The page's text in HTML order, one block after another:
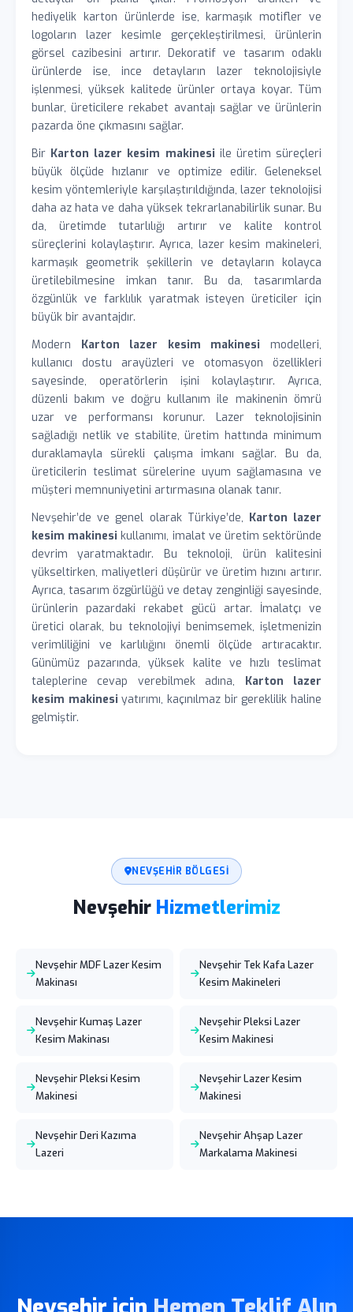
hediyelik karton ürünlerde ise, karmaşık motifler ve
logoların lazer kesimle gerçekleştirilmesi, ürünlerin
görsel cazibesini artırır. Dekoratif ve tasarım odaklı
ürünlerde ise, ince detayların lazer teknolojisiyle
işlenmesi, yüksek kalitede ürünler ortaya koyar. Tüm
bunlar, üreticilere rekabet avantajı sağlar ve ürünlerin
pazarda öne çıkmasını sağlar.
Bir Karton lazer kesim makinesi ile üretim süreçleri
büyük ölçüde hızlanır ve optimize edilir. Geleneksel
kesim yöntemleriyle karşılaştırıldığında, lazer teknolojisi
daha az hata ve daha yüksek tekrarlanabilirlik sunar. Bu
da, üretimde tutarlılığı artırır ve kalite kontrol
süreçlerini kolaylaştırır. Ayrıca, lazer kesim makineleri,
karmaşık geometrik şekillerin ve detayların kolayca
üretilebilmesine imkan tanır. Bu da, tasarımlarda
özgünlük ve farklılık yaratmak isteyen üreticiler için
büyük bir avantajdır.
Modern Karton lazer kesim makinesi modelleri,
kullanıcı dostu arayüzleri ve otomasyon özellikleri
sayesinde, operatörlerin işini kolaylaştırır. Ayrıca,
düzenli bakım ve doğru kullanım ile makinenin ömrü
uzar ve performansı korunur. Lazer teknolojisinin
sağladığı netlik ve stabilite, üretim hattında minimum
duraklamayla sürekli çalışma imkanı sağlar. Bu da,
üreticilerin teslimat sürelerine uyum sağlamasına ve
müşteri memnuniyetini artırmasına olanak tanır.
Nevşehir’de ve genel olarak Türkiye’de, Karton lazer
kesim makinesi kullanımı, imalat ve üretim sektöründe
devrim yaratmaktadır. Bu teknoloji, ürün kalitesini
yükseltirken, maliyetleri düşürür ve üretim hızını artırır.
Ayrıca, tasarım özgürlüğü ve detay zenginliği sayesinde,
ürünlerin pazardaki rekabet gücü artar. İmalatçı ve
üretici olarak, bu teknolojiyi benimsemek, işletmenizin
verimliliğini ve karlılığını önemli ölçüde artıracaktır.
Günümüz pazarında, yüksek kalite ve hızlı teslimat
taleplerine cevap verebilmek adına, Karton lazer
kesim makinesi yatırımı, kaçınılmaz bir gereklilik haline
gelmiştir.
NEVŞEHIR BÖLGESI
Nevşehir Hizmetlerimiz
Nevşehir MDF Lazer Kesim
Makinası
Nevşehir Tek Kafa Lazer
Kesim Makineleri
Nevşehir Kumaş Lazer
Kesim Makinası
Nevşehir Pleksi Lazer
Kesim Makinesi
Nevşehir Pleksi Kesim
Makinesi
Nevşehir Lazer Kesim
Makinesi
Nevşehir Deri Kazıma
Lazeri
Nevşehir Ahşap Lazer
Markalama Makinesi